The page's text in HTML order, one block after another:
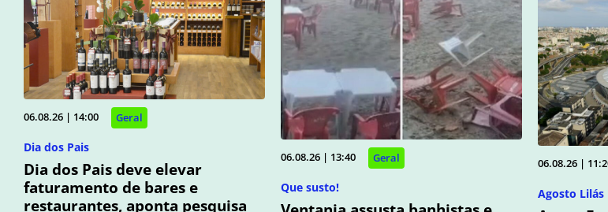
06.08.26 | 14:00 Geral
Dia dos Pais
Dia dos Pais deve elevar
faturamento de bares e
restaurantes, aponta pesquisa
06.08.26 | 13:40 Geral
Que susto!
06.08.26 |
Agosto Lilás